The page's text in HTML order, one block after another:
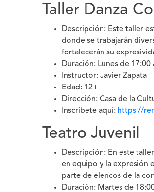
Taller Danza
Descripción: Este taller
donde se trabajarán
fortalecerán su
Duración: Lunes de
Instructor: Javier Zapata
Edad: 12+
Dirección: Casa de la
Inscríbete aquí: https://
Teatro Juvenil
Descripción: En este
en equipo y la expresión
parte de elencos de la
Duración: Martes de